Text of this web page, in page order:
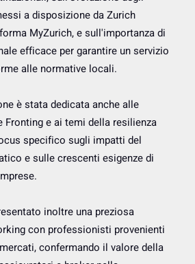
a disposizione da Zurich
MyZurich, e sull'importanza di
efficace per garantire un servizio
alle normative locali.
è stata dedicata anche alle
Fronting e ai temi della resilienza
specifico sugli impatti del
e sulle crescenti esigenze di
inoltre una preziosa
con professionisti provenienti
confermando il valore della